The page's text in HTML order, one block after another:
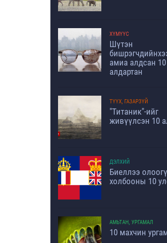
ХҮМҮҮС
Шүтэн
амиа алдсан 10
алдартан
ТҮҮХ, ГАЗАРЗҮЙ
"Титаник"-ийг
живүүлсэн 10
ДЭЛХИЙ
Биеллээ
холбооны 10
АМЬТАН, УРГАМАЛ
10 махчин